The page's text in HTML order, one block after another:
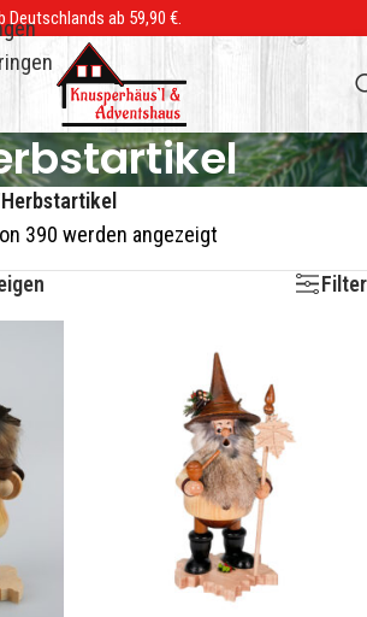
Deutschlands ab 59,90 €.
Herbstartikel
390 werden angezeigt
Filter